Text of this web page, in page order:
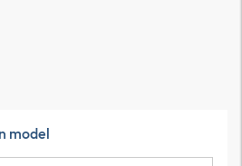
model